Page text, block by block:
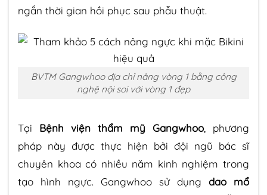
ngắn thời gian hồi phục sau phẫu thuật.
BVTM Gangwhoo địa chỉ nâng vòng 1 bằng công
nghệ nội soi với vòng 1 đẹp
Tại Bệnh viện thẩm mỹ Gangwhoo , phương
pháp này được thực hiện bởi đội ngũ bác sĩ
chuyên khoa có nhiều năm kinh nghiệm trong
tạo hình ngực. Gangwhoo sử dụng dao mổ